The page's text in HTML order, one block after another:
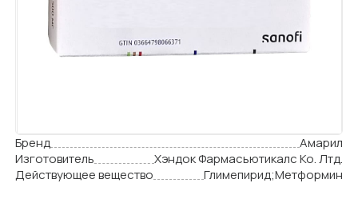
Бренд
Амарил
Изготовитель
Хэндок Фармасьютикалс Ко. Лтд.
Действующее вещество
Глимепирид;Метформин